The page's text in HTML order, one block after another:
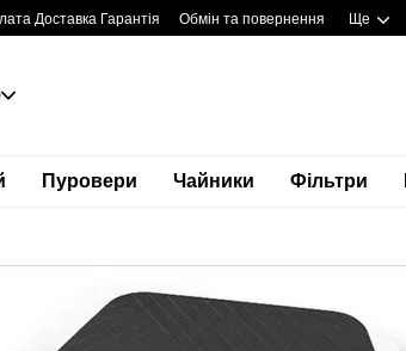
Доставка Гарантія Обмін та повернення Ще
Пуровери Чайники Фільтри